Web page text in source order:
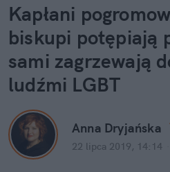
Kapłani
biskupi potępiają
sami zagrzewają
ludźmi LGBT
Anna Dryjańska
22 lipca 2019, 14:14